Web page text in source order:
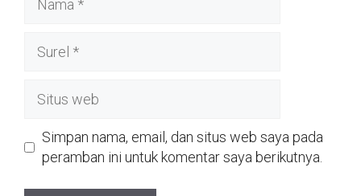
web
Simpan nama, email, dan situs web saya pada
peramban ini untuk komentar saya berikutnya.